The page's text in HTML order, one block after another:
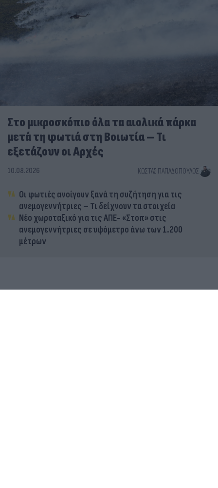
Στο μικροσκόπιο όλα τα αιολικά πάρκα
μετά τη φωτιά στη Βοιωτία – Τι
εξετάζουν οι Αρχές
10.08.2026 ΚΏΣΤΑΣ ΠΑΠΑΔΌΠΟΥΛΟΣ
Οι φωτιές ανοίγουν ξανά τη συζήτηση για τις
ανεμογεννήτριες – Τι δείχνουν τα στοιχεία
Νέο χωροταξικό για τις ΑΠΕ- «Στοπ» στις
ανεμογεννήτριες σε υψόμετρο άνω των 1.200
μέτρων